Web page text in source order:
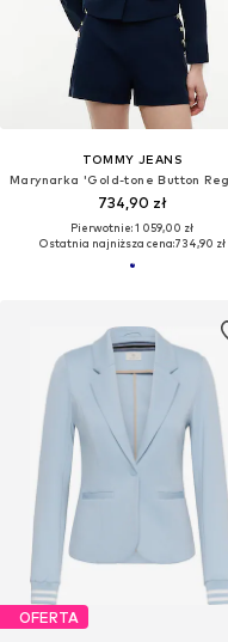
TOMMY JEANS
734,90 zł
Pierwotnie: 1 059,00 zł
Ostatnia najniższa cena:734,90 zł
OFERTA